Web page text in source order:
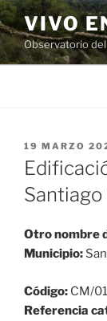
Saltar
al
contenido
VIVO
Observatorio
PUBLICADO
EL
19 MARZO
Santiago
Otro nombre
Municipio:
Código: CM/
Referencia